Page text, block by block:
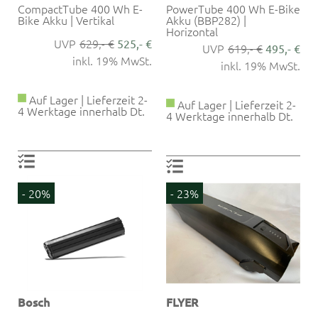
CompactTube 400 Wh E-
Bike Akku | Vertikal
629,- € 525,- €
inkl. 19% MwSt.
Auf Lager | Lieferzeit 2-
4 Werktage innerhalb Dt.
PowerTube 400 Wh E-Bike
Akku (BBP282) |
Horizontal
619,- € 495,- €
inkl. 19% MwSt.
Auf Lager | Lieferzeit 2-
4 Werktage innerhalb Dt.
- 20%
Bosch
- 23%
FLYER